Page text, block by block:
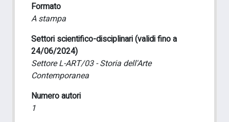
Formato
A stampa
Settori scientifico-disciplinari (validi fino a
24/06/2024)
Settore L-ART/03 - Storia dell'Arte
Contemporanea
Numero autori
1